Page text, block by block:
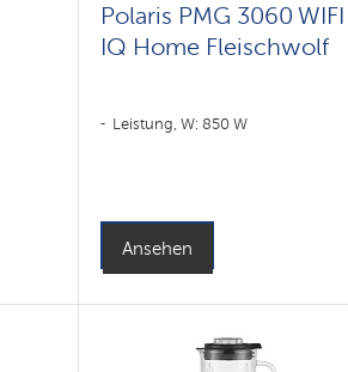
Polaris PMG 3060 WIFI
IQ Home Fleischwolf
Leistung, W: 850 W
Ansehen